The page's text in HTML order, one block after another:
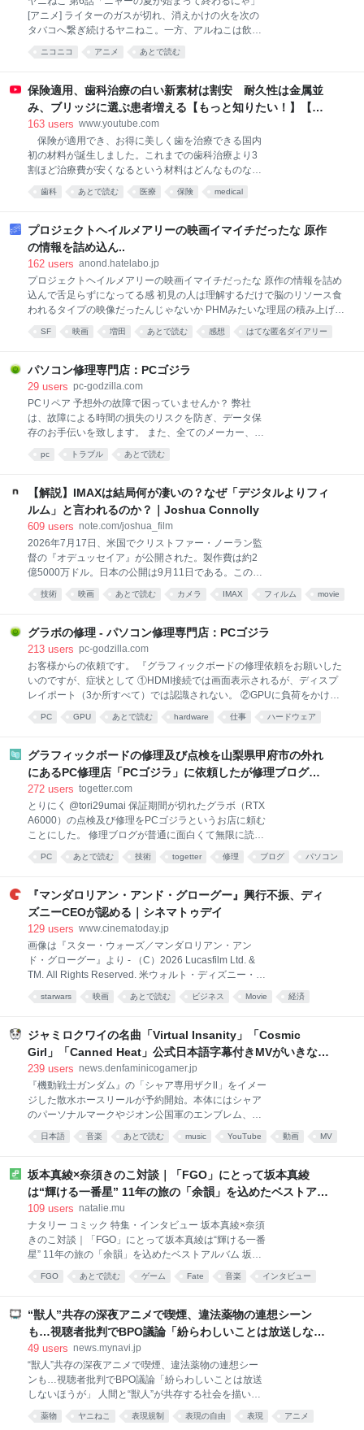
[アニメ] ライターのガスが切れ、消えかけの火を次の
タバコへ繋ぎ続けるヤニねこ。一方、アルねこは飲み
ニコニコ アニメ あとで読む
保険適用、歯科治療の白い新素材は割安 耐久性は金属並
み、ブリッジに選ぶ患者増える【もっと知りたい！】【グ
ッド！モーニング】(2026年8月3日)
163 users www.youtube.com
保険が適用でき、お得に美しく歯を治療できる国内
初の材料が誕生しました。これまでの歯科治療より3
割ほど治療費が安くなるという材料はどんなものなの
でしょうか。 ■歯科技工士の負担軽減に まるで本物
の歯のような自然な白さ。実はこれ、樹脂製のブロッ
高知に本社を構える歯科材料メーカーです。
YAMAKIN 加藤喬大主席研究員 「材料の中心、補強
材料としてガラス繊維製で作られた芯棒を配置してい
発したという両方を合わせてSHIN－BOW（シンボ
ー）という製品名になっている。歯を失った場合、保
険で白い歯でブリッジが製作可能」 ブリッジ治療と
は、虫歯などで歯を失った場合、その両隣の歯を土台
す。その
歯科 あとで読む 医療 保険 medical
プロジェクトヘイルメアリーの映画イマイチだったな 原作
の情報を詰め込ん..
162 users anond.hatelabo.jp
プロジェクトヘイルメアリーの映画イマイチだったな 原作の情報を詰め
込んで舌足らずになってる感 初見の人は理解するだけで脳のリソース食
われるタイプの映像だったんじゃないか PHMみたいな理屈の積み上げそ
のものが快楽装置な作品はプロットだけ使って別解釈の脚本にした方が
楽しめたんじゃないかなあ 押井守が言ってたみたいにある程度原作無視
SF 映画 増田 あとで読む 感想 はてな匿名ダイアリー
パソコン修理専門店：PCゴジラ
29 users pc-godzilla.com
PCリペア 予想外の故障で困っていませんか？ 弊社
は、故障による時間の損失のリスクを防ぎ、データ保
存のお手伝いを致します。 また、全てのメーカー、機
種など専門的な修理を提供します。 お手持ちの PC の
調子が悪かったり、壊れたのかも．．．と思ったらフ
積りを返信させて頂きます。 また、その際、PCの現
在の状態、型番など、出来る限り詳細をお知らせくだ
さい。 その他、色々なトラブル等ございましたらお気
pc トラブル あとで読む
【解説】IMAXは結局何が凄いの？なぜ「デジタルよりフィ
ルム」と言われるのか？｜Joshua Connolly
609 users note.com/joshua_film
2026年7月17日、米国でクリストファー・ノーラン監
督の『オデュッセイア』が公開された。製作費は約2
億5000万ドル。日本の公開は9月11日である。この映
画には、映画史上「初」の肩書きがひとつ付いてい
る。全編がIMAXフィルムカメラで撮影された、史上最
う技術が衆人の元でデビューしたのは1970年、大阪万
博の富士グループパビリオンだったというのはご存知
だろうか。そこで上映された『Tiger Child』が世界初
のIMAX作品とされる。つまり半世紀以上前に生まれ
た、しかもフィルムという過去の技術が、2026年のい
る。スマホですら8K動画が撮れる時代に、なぜだろう
いう感覚は、もうすっかり定着していると言えるだろ
う。話題の大作が公開されれば、IMA
技術 映画 あとで読む カメラ IMAX フィルム movie
グラボの修理 - パソコン修理専門店：PCゴジラ
213 users pc-godzilla.com
お客様からの依頼です。 『グラフィックボードの修理依頼をお願いした
いのですが、症状として ①HDMI接続では画面表示されるが、ディスプ
レイポート（3か所すべて）では認識されない。 ②GPUに負荷をかける
がファンが回らない。このためGPU温度が90度を超える。 ③ドライバ
ーの確認を行ったが正常で、5080と認識もされている。 ④HDMI接続で
で進む。 ⑤外観に変形や傷等はなく端子抜けなどはなかった。 電源は
1000Wを使用しているので、電力不足ではないと考えます。 数時間置い
てから、再度組み立てディスプレイポート接続を行ったり、ケーブルの
し訳ありませんが、よろしくお願いします。 』 目視で見える火傷跡を一
つ発見した。さらに詳しく検査したところ、目立った損傷は
PC GPU あとで読む hardware 仕事 ハードウェア
グラフィックボードの修理及び点検を山梨県甲府市の外れ
にあるPC修理店「PCゴジラ」に依頼したが修理ブログが
面白くて無限に読めてしまう
272 users togetter.com
とりにく @tori29umai 保証期間が切れたグラボ（RTX
A6000）の点検及び修理をPCゴジラというお店に頼む
ことにした。 修理ブログが普通に面白くて無限に読ん
でしまうなコレ… pc-godzilla.com/category/%e3%8…
2026-08-04 17:55:30 グラボの修理 - パソコン修理専
損傷・電源回路の異常・映像出力の不具合など、豊富
な修理実績をもとにグラボの修理に特化して対応して
います。見積もり無料・全国対応・メーカー修理より
PCゴジラ
PC あとで読む 技術 togetter 修理 ブログ パソコン
『マンダロリアン・アンド・グローグー』興行不振、ディ
ズニーCEOが認める｜シネマトゥデイ
129 users www.cinematoday.jp
画像は『スター・ウォーズ／マンダロリアン・アン
ド・グローグー』より - （C）2026 Lucasfilm Ltd. &
TM. All Rights Reserved. 米ウォルト・ディズニー・カ
ンパニーのCEOであるジョシュ・ダマロが、映画『ス
ター・ウォーズ／マンダロリアン・アンド・グローグ
Varietyほか各メディアが報じた。 【画像】かわいすぎ
る！来日したペドロ・パスカル＆グローグー 『スタ
ー・ウォーズ』7年ぶりの劇場映画として製作された
ニープラスで独占配信中）で活躍する賞金稼ぎマンダ
ロリアンと強いフォースを秘めた子ども・グローグー
の活躍を描く冒険活劇。製作費は推計1億6,500万ドル
（＋宣伝費）と低予算ながら、世界興行収入は3億
starwars 映画 あとで読む ビジネス Movie 経済
ジャミロクワイの名曲「Virtual Insanity」「Cosmic
Girl」「Canned Heat」公式日本語字幕付きMVがいきなり
公開！「SUMMER SONIC 2026」での9年ぶりとなる日本
公演を記念して
239 users news.denfaminicogamer.jp
『機動戦士ガンダム』の「シャア専用ザクⅡ」をイメー
ジした散水ホースリールが予約開始。本体にはシャア
のパーソナルマークやジオン公国軍のエンブレム、型
式番号などを配置
日本語 音楽 あとで読む music YouTube 動画 MV
坂本真綾×奈須きのこ対談｜「FGO」にとって坂本真綾
は“輝ける一番星” 11年の旅の「余韻」を込めたベストアル
バム - コミックナタリー 特集・インタビュー
109 users natalie.mu
ナタリー コミック 特集・インタビュー 坂本真綾×奈須
きのこ対談｜「FGO」にとって坂本真綾は“輝ける一番
星” 11年の旅の「余韻」を込めたベストアルバム 坂本
真綾「『Fate/Grand Order』主題歌ベストアルバム 余
韻」 PR 2026年8月6日 坂本真綾がスマートフォン向
ために手がけてきた主題歌を収録した「『Fate/Grand
Order』主題歌ベストアルバム 余韻」が、7月29日に
発売された。同作は、2015年の「FGO」リリースに合
た「FGO」第2部終章の主題歌「時計」まで、坂本と
「FGO」11年間の歩みを1枚にまとめたベスト盤だ。
コミックナタリーではベストアルバムのリリースを記
念して、坂本と、「FGO」のシナリオや総監督を務め
FGO あとで読む ゲーム Fate 音楽 インタビュー
“獣人”共存の深夜アニメで喫煙、違法薬物の連想シーン
も…視聴者批判でBPO議論「紛らわしいことは放送しない
ほうが」
49 users news.mynavi.jp
“獣人”共存の深夜アニメで喫煙、違法薬物の連想シー
ンも…視聴者批判でBPO議論「紛らわしいことは放送
しないほうが」 人間と“獣人”が共存する社会を描いた
深夜アニメの喫煙・薬物描写について、7月28日に行
われた放送倫理・番組向上機構(BPO)の青少年委員会
薬物 ヤニねこ 表現規制 表現の自由 表現 アニメ